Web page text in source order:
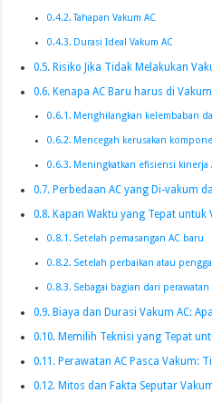
Tahapan Vakum AC
Durasi Ideal Vakum AC
Risiko Jika Tidak Melakukan
Kenapa AC Baru harus di
Menghilangkan kelembaban
Mencegah kerusakan
Meningkatkan efisiensi kinerja
Perbedaan AC yang Di-vakum
Kapan Waktu yang Tepat untuk
Setelah pemasangan AC baru
Setelah perbaikan atau
Sebagai bagian dari
Biaya dan Durasi Vakum AC:
Memilih Teknisi yang Tepat
Perawatan AC Pasca Vakum:
Mitos dan Fakta Seputar